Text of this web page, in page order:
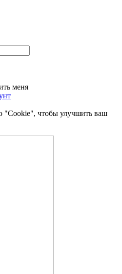
меня
"Cookie", чтобы улучшить ваш